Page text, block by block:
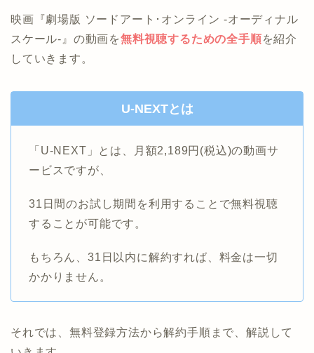
映画『劇場版 ソードアート･オンライン -オーディナル
スケール-』の動画を無料視聴するための全手順を紹介
していきます。
U-NEXTとは
「U-NEXT」とは、月額2,189円(税込)の動画サ
ービスですが、
31日間のお試し期間を利用することで無料視聴
することが可能です。
もちろん、31日以内に解約すれば、料金は一切
かかりません。
それでは、無料登録方法から解約手順まで、解説して